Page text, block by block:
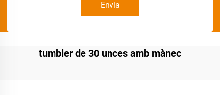
Envia
tumbler de 30 unces amb mànec